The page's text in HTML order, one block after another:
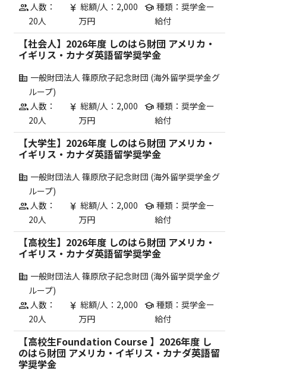
group人数：
20人
currency_yen 総額/人：2,000
万円
school 種類：奨学金ー
給付
【社会人】2026年度 しのはら財団 アメリカ・
イギリス・カナダ英語留学奨学金
corporate_fare 一般財団法人 篠原欣子記念財団 (海外留学奨学金グ
ループ)
group人数：
20人
currency_yen 総額/人：2,000
万円
school 種類：奨学金ー
給付
【大学生】2026年度 しのはら財団 アメリカ・
イギリス・カナダ英語留学奨学金
corporate_fare 一般財団法人 篠原欣子記念財団 (海外留学奨学金グ
ループ)
group人数：
20人
currency_yen 総額/人：2,000
万円
school 種類：奨学金ー
給付
【高校生】2026年度 しのはら財団 アメリカ・
イギリス・カナダ英語留学奨学金
corporate_fare 一般財団法人 篠原欣子記念財団 (海外留学奨学金グ
ループ)
group人数：
20人
currency_yen 総額/人：2,000
万円
school 種類：奨学金ー
給付
【高校生Foundation Course 】2026年度 し
のはら財団 アメリカ・イギリス・カナダ英語留
学奨学金